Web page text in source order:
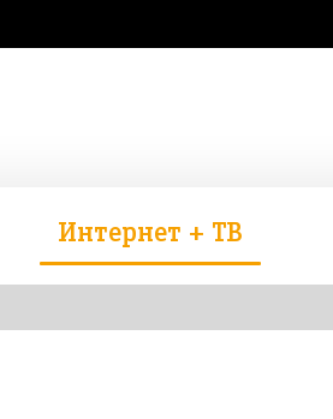
Интернет + ТВ